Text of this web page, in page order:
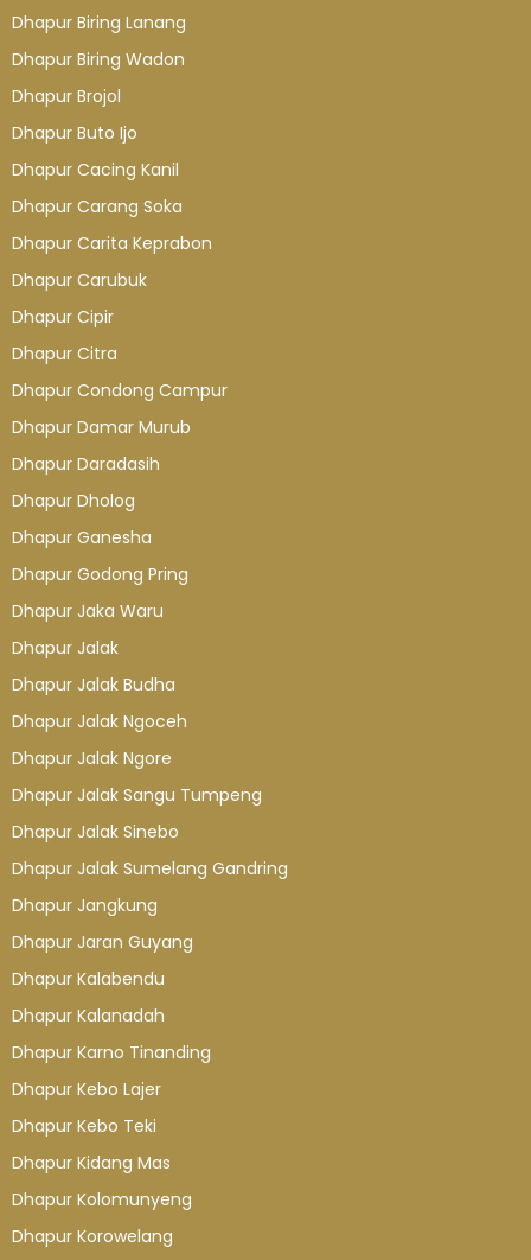
Dhapur Biring Lanang
Dhapur Biring Wadon
Dhapur Brojol
Dhapur Buto Ijo
Dhapur Cacing Kanil
Dhapur Carang Soka
Dhapur Carita Keprabon
Dhapur Carubuk
Dhapur Cipir
Dhapur Citra
Dhapur Condong Campur
Dhapur Damar Murub
Dhapur Daradasih
Dhapur Dholog
Dhapur Ganesha
Dhapur Godong Pring
Dhapur Jaka Waru
Dhapur Jalak
Dhapur Jalak Budha
Dhapur Jalak Ngoceh
Dhapur Jalak Ngore
Dhapur Jalak Sangu Tumpeng
Dhapur Jalak Sinebo
Dhapur Jalak Sumelang Gandring
Dhapur Jangkung
Dhapur Jaran Guyang
Dhapur Kalabendu
Dhapur Kalanadah
Dhapur Karno Tinanding
Dhapur Kebo Lajer
Dhapur Kebo Teki
Dhapur Kidang Mas
Dhapur Kolomunyeng
Dhapur Korowelang